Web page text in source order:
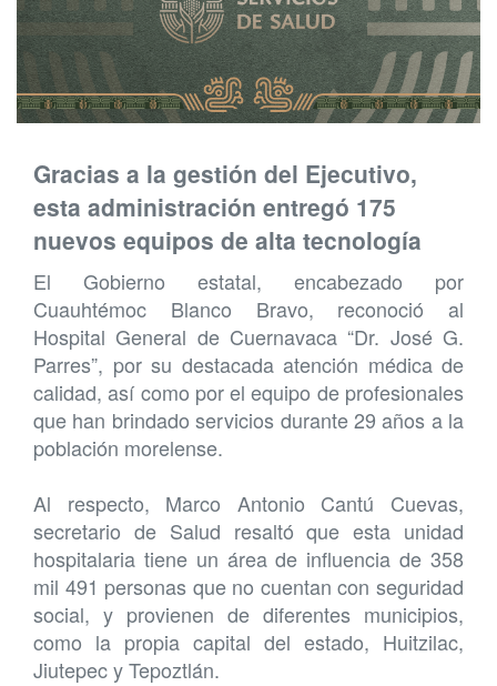
Gracias a la gestión del Ejecutivo,
esta administración entregó 175
nuevos equipos de alta tecnología
El Gobierno estatal, encabezado por
Cuauhtémoc Blanco Bravo, reconoció al
Hospital General de Cuernavaca “Dr. José G.
Parres”, por su destacada atención médica de
calidad, así como por el equipo de profesionales
que han brindado servicios durante 29 años a la
población morelense.
Al respecto, Marco Antonio Cantú Cuevas,
secretario de Salud resaltó que esta unidad
hospitalaria tiene un área de influencia de 358
mil 491 personas que no cuentan con seguridad
social, y provienen de diferentes municipios,
como la propia capital del estado, Huitzilac,
Jiutepec y Tepoztlán.